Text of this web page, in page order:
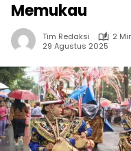
Memukau
Tim Redaksi
2
29 Agustus 2025